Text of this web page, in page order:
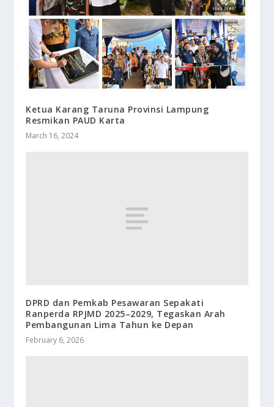
Ketua Karang Taruna Provinsi Lampung
Resmikan PAUD Karta
March 16, 2024
DPRD dan Pemkab Pesawaran Sepakati
Ranperda RPJMD 2025–2029, Tegaskan Arah
Pembangunan Lima Tahun ke Depan
February 6, 2026